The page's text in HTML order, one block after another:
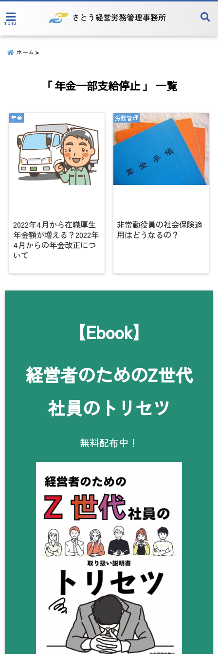
menu
ホーム
「 年金一部支給停止 」 一覧
年金
2022年4月から在職厚生
年金額が増える？2022年
4月からの年金改正につ
いて
労務管理
非常勤役員の社会保険適
用はどうなるの？
【Ebook】
経営者のためのZ世代
社員のトリセツ
無料配布中！